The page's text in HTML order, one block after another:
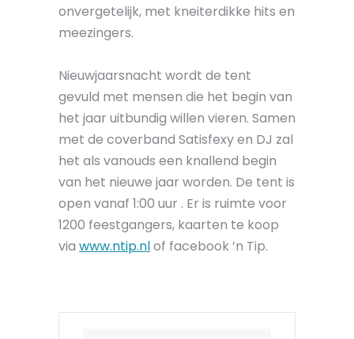
onvergetelijk, met kneiterdikke hits en
meezingers.
Nieuwjaarsnacht wordt de tent
gevuld met mensen die het begin van
het jaar uitbundig willen vieren. Samen
met de coverband Satisfexy en DJ zal
het als vanouds een knallend begin
van het nieuwe jaar worden. De tent is
open vanaf 1:00 uur . Er is ruimte voor
1200 feestgangers, kaarten te koop
via www.ntip.nlof facebook ’n Tip.